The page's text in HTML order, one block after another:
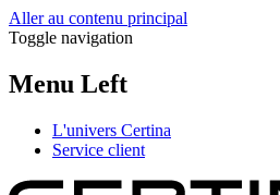
Aller au contenu principal
Toggle navigation
Menu Left
L'univers Certina
Service client